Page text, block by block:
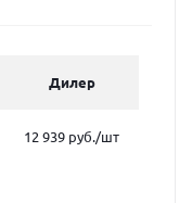
Дилер
12 939 руб./шт